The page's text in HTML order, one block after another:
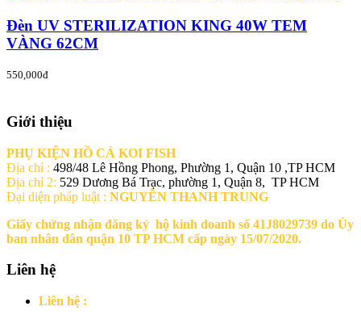
Đèn UV STERILIZATION KING 40W TEM
VÀNG 62CM
550,000đ
Giới thiệu
PHỤ KIỆN HỒ CÁ KOI FISH
Địa chỉ : 498/48 Lê Hồng Phong, Phường 1, Quận 10 ,TP HCM
Địa chỉ 2: 529 Dương Bá Trạc, phường 1, Quận 8, TP HCM
Đại diện pháp luật : NGUYỄN THANH TRUNG
Giấy chứng nhận đăng ký hộ kinh doanh số 41J8029739 do Ủy
ban nhân dân quận 10 TP HCM cấp ngày 15/07/2020.
Liên hệ
Liên hệ :